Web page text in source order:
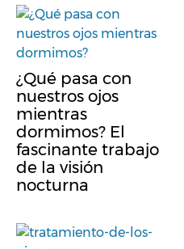
¿Qué pasa con
nuestros ojos
mientras
dormimos? El
fascinante trabajo
de la visión
nocturna